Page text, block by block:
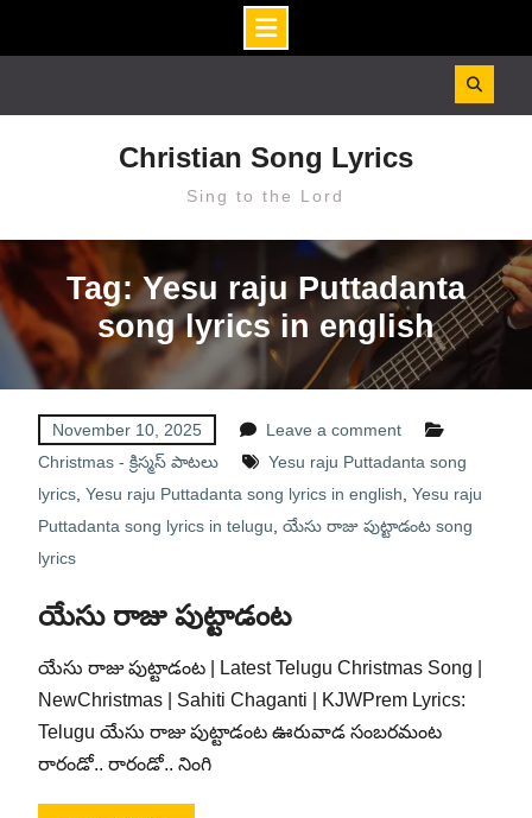
Christian Song Lyrics
Sing to the Lord
Tag: Yesu raju Puttadanta
song lyrics in english
November 10, 2025
Leave a comment
Christmas - క్రిస్మస్ పాటలు
Yesu raju Puttadanta song
lyrics, Yesu raju Puttadanta song lyrics in english Yesu raju
Puttadanta song lyrics in telugu యేసు రాజు పుట్టాడంట song
lyrics
యేసు రాజు పుట్టాడంట
యేసు రాజు పుట్టాడంట | Latest Telugu Christmas Song |
NewChristmas | Sahiti Chaganti | KJWPrem Lyrics:
Telugu యేసు రాజు పుట్టాడంట ఊరువాడ సంబరమంట
రారండో.. రారండో.. నింగి